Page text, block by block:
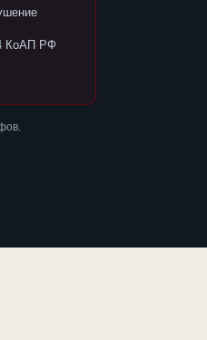
КоАП РФ